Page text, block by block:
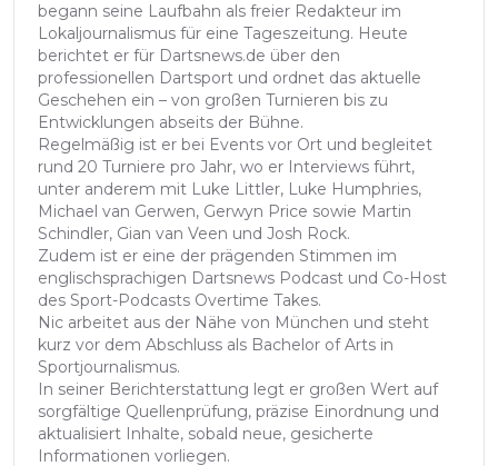
begann seine Laufbahn als freier Redakteur im
Lokaljournalismus für eine Tageszeitung. Heute
berichtet er für Dartsnews.de über den
professionellen Dartsport und ordnet das aktuelle
Geschehen ein – von großen Turnieren bis zu
Entwicklungen abseits der Bühne.
Regelmäßig ist er bei Events vor Ort und begleitet
rund 20 Turniere pro Jahr, wo er Interviews führt,
unter anderem mit Luke Littler, Luke Humphries,
Michael van Gerwen, Gerwyn Price sowie Martin
Schindler, Gian van Veen und Josh Rock.
Zudem ist er eine der prägenden Stimmen im
englischsprachigen Dartsnews Podcast und Co-Host
des Sport-Podcasts Overtime Takes.
Nic arbeitet aus der Nähe von München und steht
kurz vor dem Abschluss als Bachelor of Arts in
Sportjournalismus.
In seiner Berichterstattung legt er großen Wert auf
sorgfältige Quellenprüfung, präzise Einordnung und
aktualisiert Inhalte, sobald neue, gesicherte
Informationen vorliegen.